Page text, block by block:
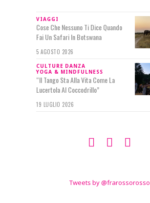
VIAGGI
Cose Che Nessuno Ti Dice Quando
Fai Un Safari In Botswana
5 AGOSTO 2026
CULTURE DANZA
YOGA & MINDFULNESS
“Il Tango Sta Alla Vita Come La
Lucertola Al Coccodrillo”
19 LUGLIO 2026
Tweets by @frarossorosso